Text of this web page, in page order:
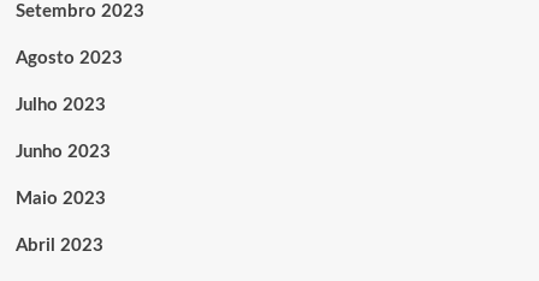
Setembro 2023
Agosto 2023
Julho 2023
Junho 2023
Maio 2023
Abril 2023